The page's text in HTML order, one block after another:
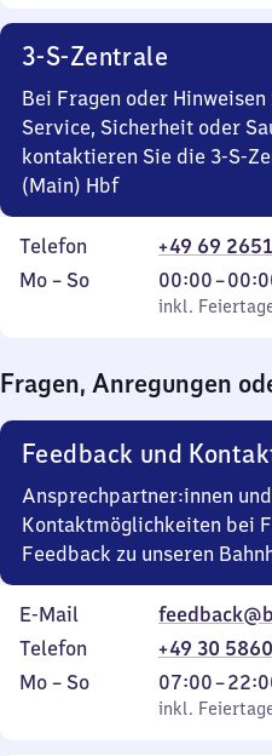
3-S-Zentrale
Bei Fragen oder
Service, Sicherheit oder
kontaktieren Sie die 3-S-
(Main) Hbf
Telefon
+49 69
Montag
Mo – So,
inkl. Feiertage
00:00–
Von
0
0
Uhr
inkl.
Fragen, Anregungen
Feedback und
Ansprechpartner:innen und
Kontaktmöglichkeiten bei
Feedback zu unseren
E-Mail
Telefon
+49 30
Montag
Mo – So,
inkl. Feiertage
07:00–
Von
7
inkl.